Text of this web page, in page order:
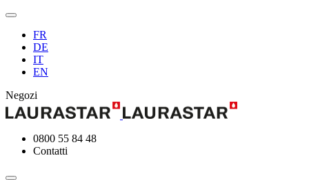
FR
DE
IT
EN
Negozi
0800 55 84 48
Contatti